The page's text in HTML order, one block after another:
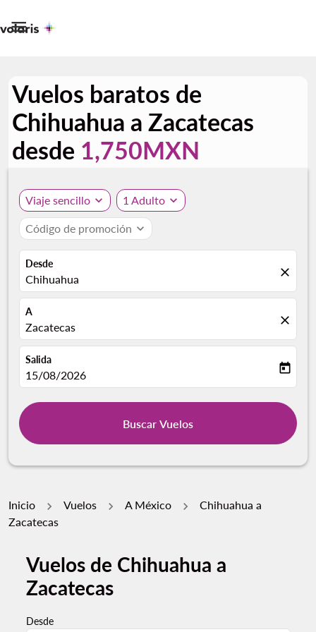

Vuelos baratos de
Chihuahua a Zacatecas
desde 1,750MXN
Viaje sencillo expand_more 1 Adulto expand_more
Código de promoción expand_more
Desde
Chihuahua close
A
Zacatecas close
Salida
fc-booking-departure-date-aria-label
15/08/2026 today
Buscar Vuelos
Inicio Vuelos A México
Chihuahua a
Zacatecas
Vuelos de Chihuahua a
Zacatecas
Desde